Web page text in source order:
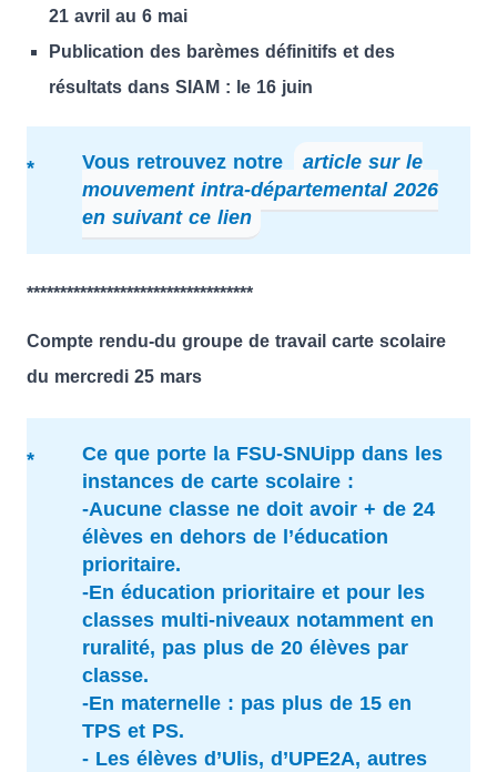
21 avril au 6 mai
Publication des barèmes définitifs et des
résultats dans SIAM : le 16 juin
Vous retrouvez notre
article sur le
mouvement intra-départemental 2026
en suivant ce lien
**********************************
Compte rendu-du groupe de travail carte scolaire
du mercredi 25 mars
Ce que porte la FSU-SNUipp dans les
instances de carte scolaire :
-Aucune classe ne doit avoir + de 24
élèves en dehors de l’éducation
prioritaire.
-En éducation prioritaire et pour les
classes multi-niveaux notamment en
ruralité, pas plus de 20 élèves par
classe.
-En maternelle : pas plus de 15 en
TPS et PS.
- Les élèves d’Ulis, d’UPE2A, autres